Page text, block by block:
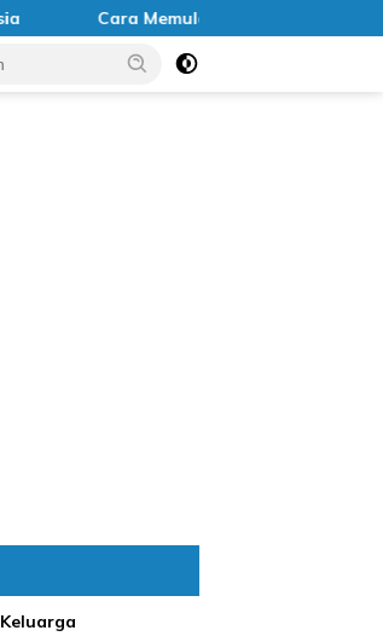
Cara Memulai Gaya Hidup Zero Waste
Keluarga